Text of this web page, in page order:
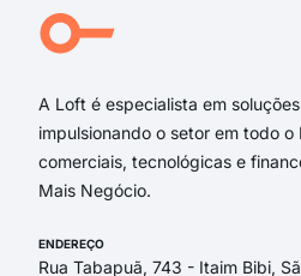
A Loft é especialista em
impulsionando o setor em todo o
comerciais, tecnológicas e
Mais Negócio.
ENDEREÇO
Rua Tabapuã, 743 - Itaim Bibi,